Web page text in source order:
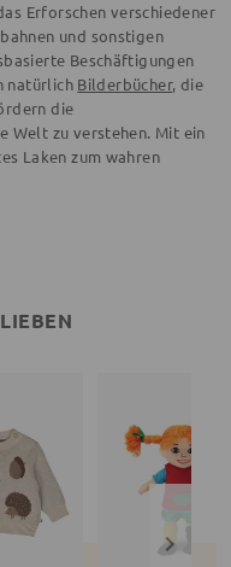
Erforschen verschiedener
und sonstigen
Beschäftigungen
natürlich Bilderbücher, die
die
Welt zu verstehen. Mit ein
Laken zum wahren